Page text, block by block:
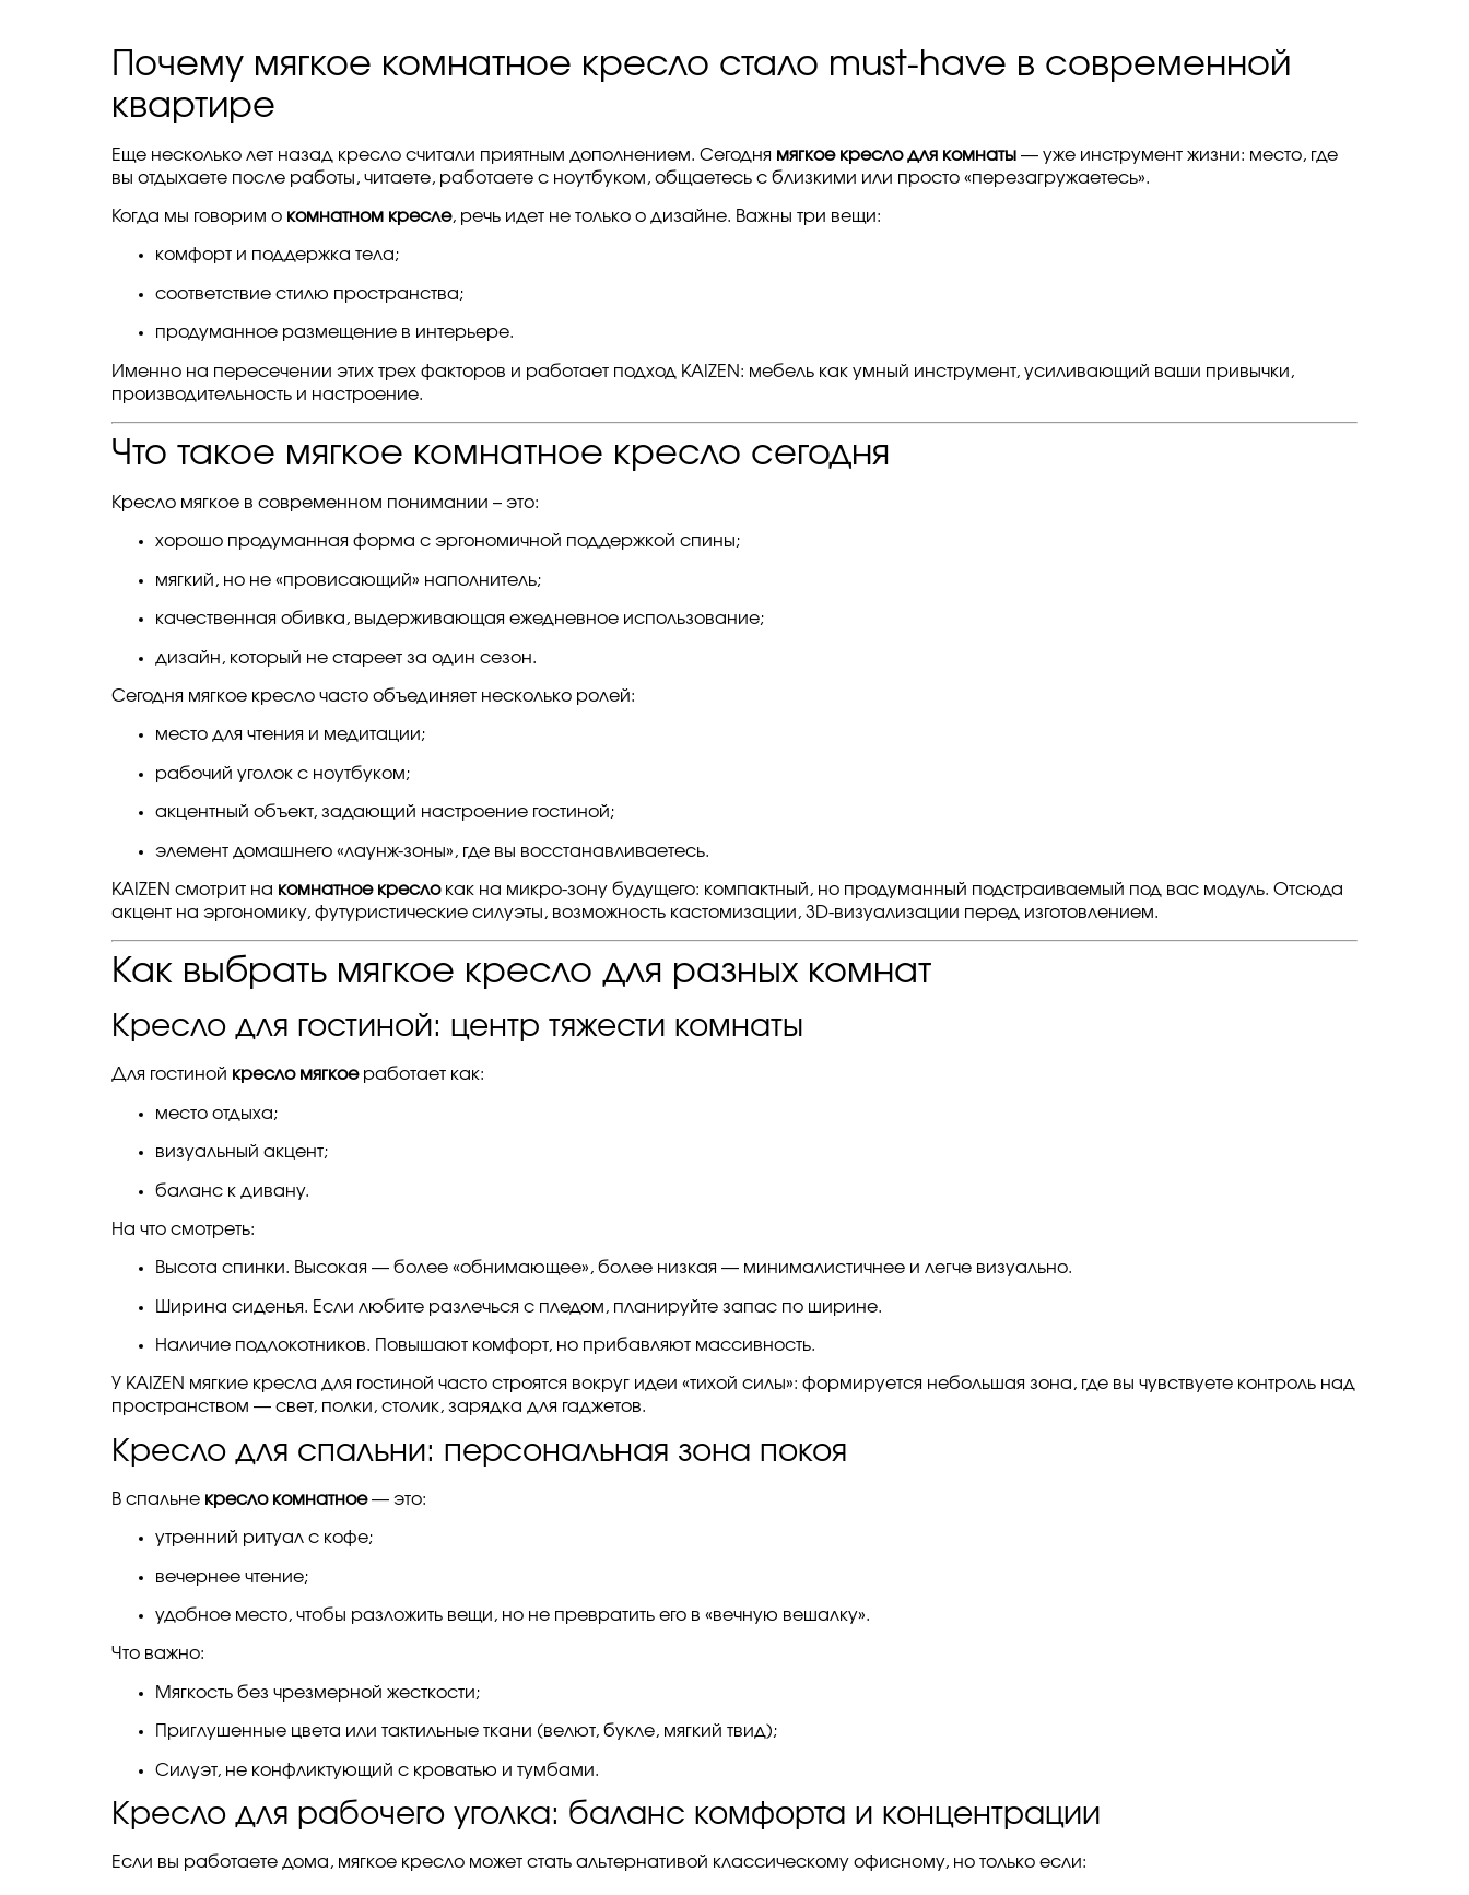
Почему мягкое комнатное кресло стало must-have в современной
квартире
Еще несколько лет назад кресло считали приятным дополнением. Сегодня мягкое кресло для комнаты — уже инструмент жизни: место, где
вы отдыхаете после работы, читаете, работаете с ноутбуком, общаетесь с близкими или просто «перезагружаетесь».
Когда мы говорим о комнатном кресле, речь идет не только о дизайне. Важны три вещи:
комфорт и поддержка тела;
соответствие стилю пространства;
продуманное размещение в интерьере.
Именно на пересечении этих трех факторов и работает подход KAIZEN: мебель как умный инструмент, усиливающий ваши привычки,
производительность и настроение.
Что такое мягкое комнатное кресло сегодня
Кресло мягкое в современном понимании – это:
хорошо продуманная форма с эргономичной поддержкой спины;
мягкий, но не «провисающий» наполнитель;
качественная обивка, выдерживающая ежедневное использование;
дизайн, который не стареет за один сезон.
Сегодня мягкое кресло часто объединяет несколько ролей:
место для чтения и медитации;
рабочий уголок с ноутбуком;
акцентный объект, задающий настроение гостиной;
элемент домашнего «лаунж-зоны», где вы восстанавливаетесь.
KAIZEN смотрит на комнатное креслокак на микро-зону будущего: компактный, но продуманный подстраиваемый под вас модуль. Отсюда
акцент на эргономику, футуристические силуэты, возможность кастомизации, 3D-визуализации перед изготовлением.
Как выбрать мягкое кресло для разных комнат
Кресло для гостиной: центр тяжести комнаты
Для гостиной кресло мягкоеработает как:
место отдыха;
визуальный акцент;
баланс к дивану.
На что смотреть:
Высота спинки. Высокая — более «обнимающее», более низкая — минималистичнее и легче визуально.
Ширина сиденья. Если любите разлечься с пледом, планируйте запас по ширине.
Наличие подлокотников. Повышают комфорт, но прибавляют массивность.
У KAIZEN мягкие кресла для гостиной часто строятся вокруг идеи «тихой силы»: формируется небольшая зона, где вы чувствуете контроль над
пространством — свет, полки, столик, зарядка для гаджетов.
Кресло для спальни: персональная зона покоя
В спальне кресло комнатное— это:
утренний ритуал с кофе;
вечернее чтение;
удобное место, чтобы разложить вещи, но не превратить его в «вечную вешалку».
Что важно:
Мягкость без чрезмерной жесткости;
Приглушенные цвета или тактильные ткани (велют, букле, мягкий твид);
Силуэт, не конфликтующий с кроватью и тумбами.
Кресло для рабочего уголка: баланс комфорта и концентрации
Если вы работаете дома, мягкое кресло может стать альтернативой классическому офисному, но только если: